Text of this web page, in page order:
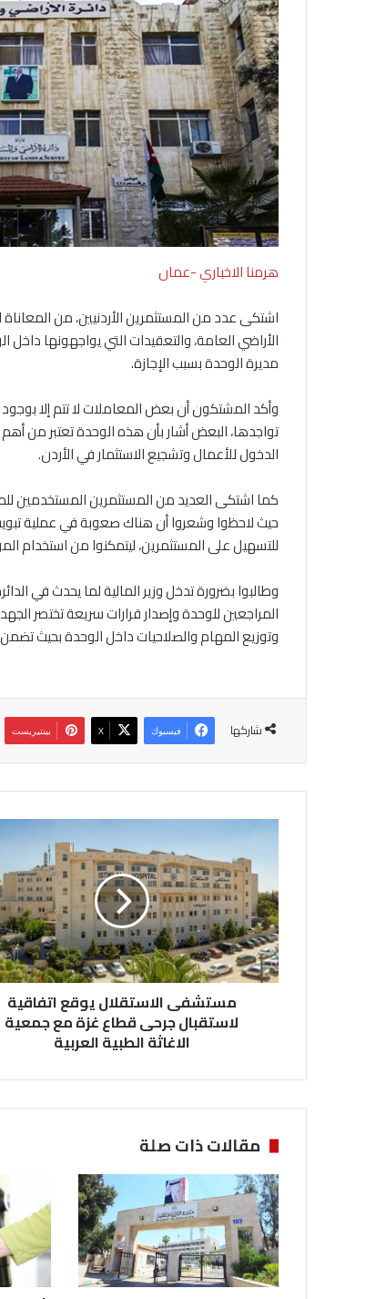
هرمنا الاخباري -عمان
اشتكى عدد من المستثمرين الأردنيين، من
الأراضي العامة، والتعقيدات التي يواجهونها
مديرة الوحدة بسبب الإجازة.
وأكد المشتكون أن بعض المعاملات لا تتم إلا
تواجدها، البعض أشار بأن هذه الوحدة تعتبر من أهم
الدخول للأعمال وتشجيع الاستثمار في الأردن.
كما اشتكى العديد من المستثمرين المستخدمين
حيث لاحظوا وشعروا أن هناك صعوبة في عملية تبويب
للتسهيل على المستثمرين، ليتمكنوا من استخدام
وطالبوا بضرورة تدخل وزير المالية لما يحدث في
المراجعين للوحدة وإصدار قرارات سريعة تختصر
وتوزيع المهام والصلاحيات داخل الوحدة بحيث
شاركها فيسبوك ‫X بينتيريست
مستشفى
اتفاقية
لاستقبال
جرحى
قطاع
غزة
مع
مستشفى الاستقلال يوقع اتفاقية
لاستقبال جرحى قطاع غزة مع جمعية
الاغاثة الطبية العربية
مقالات ذات صلة